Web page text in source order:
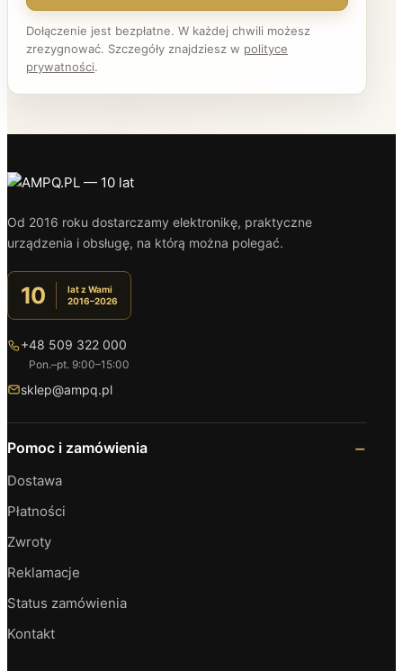
Dołączenie jest bezpłatne. W każdej chwili możesz
zrezygnować. Szczegóły znajdziesz w polityce
prywatności.
Od 2016 roku dostarczamy elektronikę, praktyczne
urządzenia i obsługę, na którą można polegać.
10
lat z Wami
2016–2026
+48 509 322 000
Pon.–pt. 9:00–15:00
sklep@ampq.pl
Pomoc i zamówienia
Dostawa
Płatności
Zwroty
Reklamacje
Status zamówienia
Kontakt